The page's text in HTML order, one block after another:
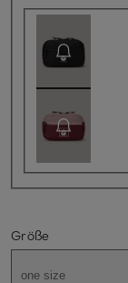
Größe
one size